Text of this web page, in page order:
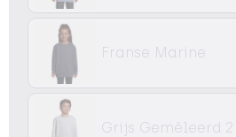
Franse Marine
Grijs Gemêleerd 2